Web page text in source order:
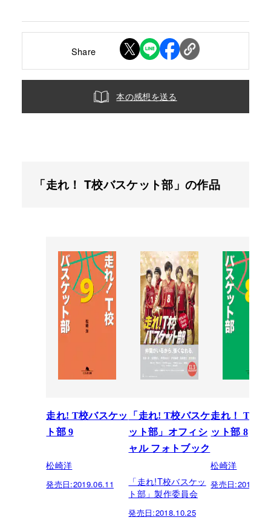
Share
本の感想を送る
「走れ！ T校バスケット部」の作品
走れ! T校バスケッ
ト部 9
松崎洋
発売日:2019.06.11
「走れ! T校バスケ
ット部」オフィシ
ャル フォトブック
「走れ!T校バスケッ
ト部」製作委員会
発売日:2018.10.25
走れ！ T校
ット部 8
松崎洋
発売日: